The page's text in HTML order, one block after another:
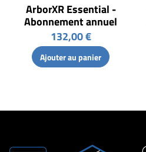
ArborXR Essential -
Abonnement annuel
132,00 €
Ajouter au panier